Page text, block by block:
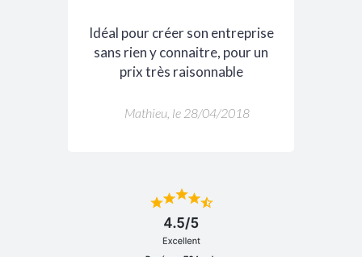
Idéal pour créer son entreprise
sans rien y connaitre, pour un
prix très raisonnable
Mathieu, le 28/04/2018